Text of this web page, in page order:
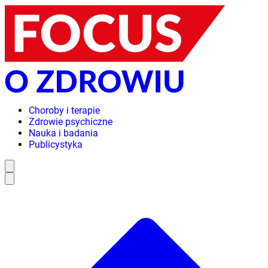
Choroby i terapie
Zdrowie psychiczne
Nauka i badania
Publicystyka